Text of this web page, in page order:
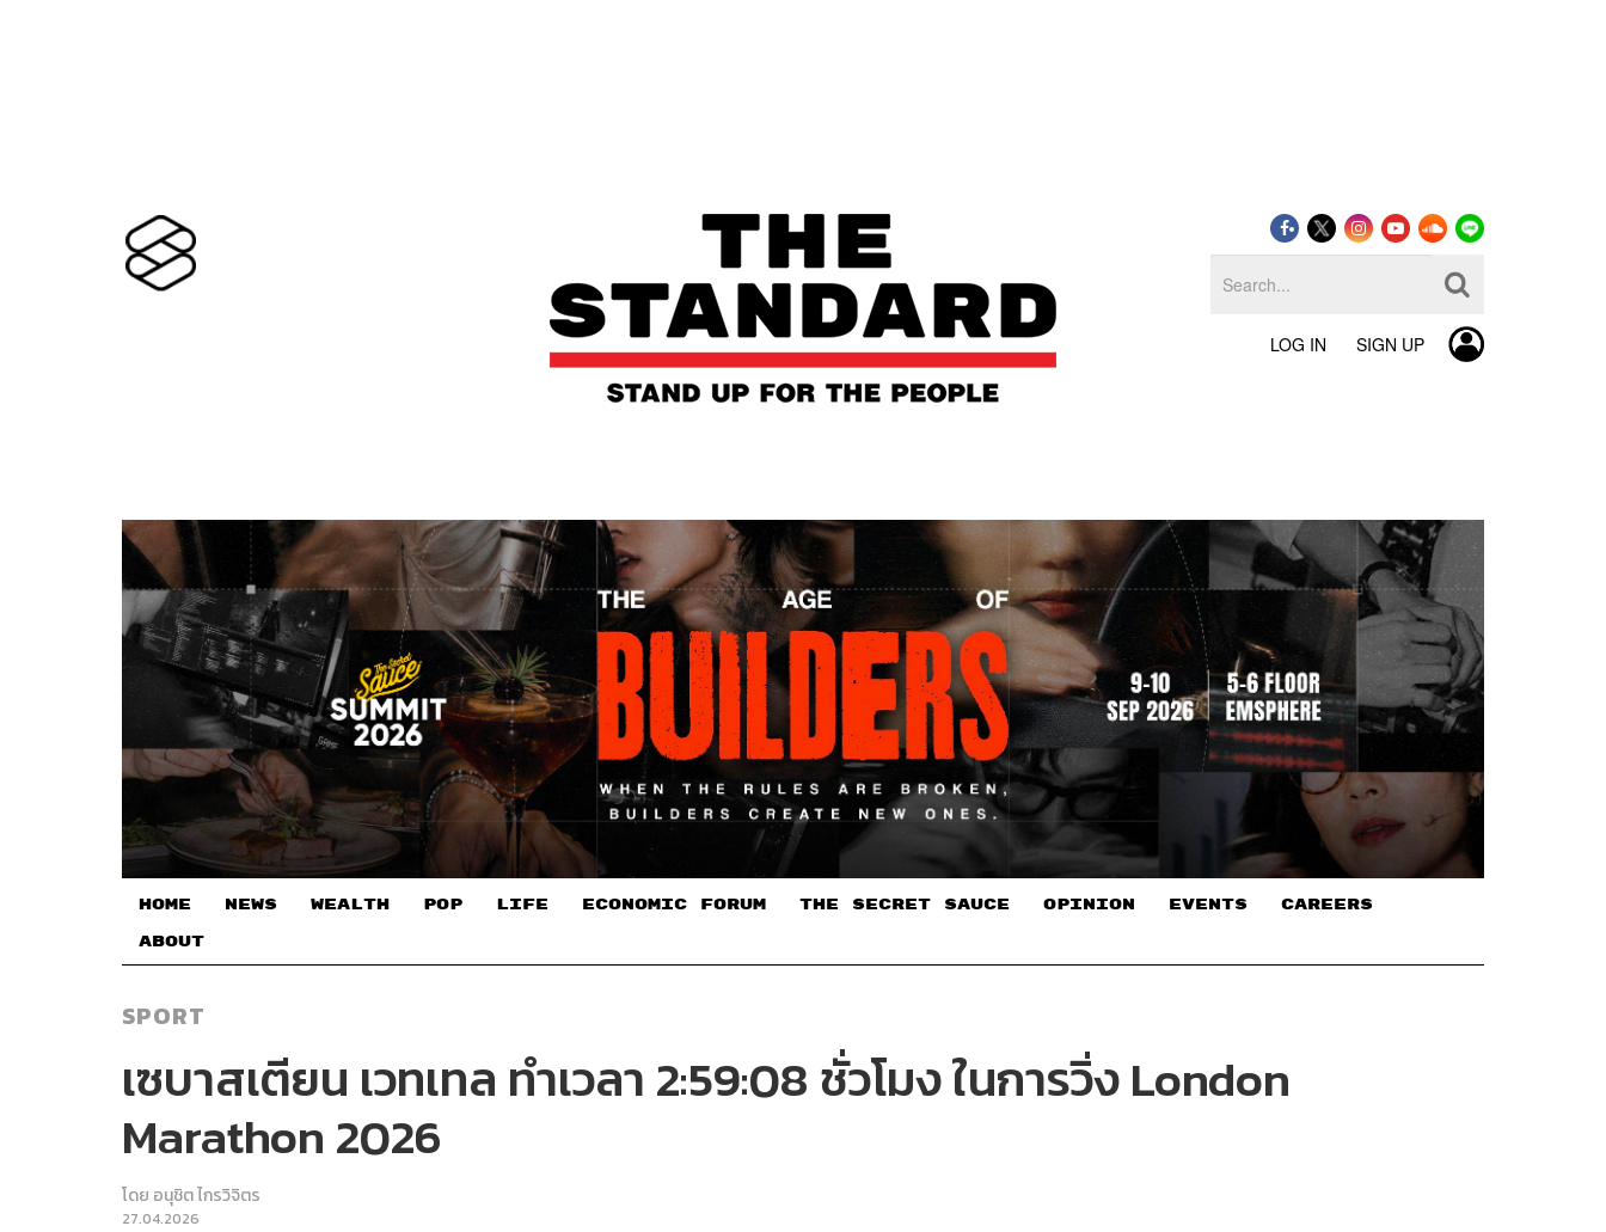
LOG IN SIGN UP
HOME NEWS WEALTH POP LIFE ECONOMIC FORUM THE SECRET SAUCE​ OPINION EVENTS CAREERS
ABOUT
SPORT
เซบาสเตียน เวทเทล ทำเวลา 2:59:08 ชั่วโมง ในการวิ่ง London
Marathon 2026
โดย อนุชิต ไกรวิจิตร
27.04.2026